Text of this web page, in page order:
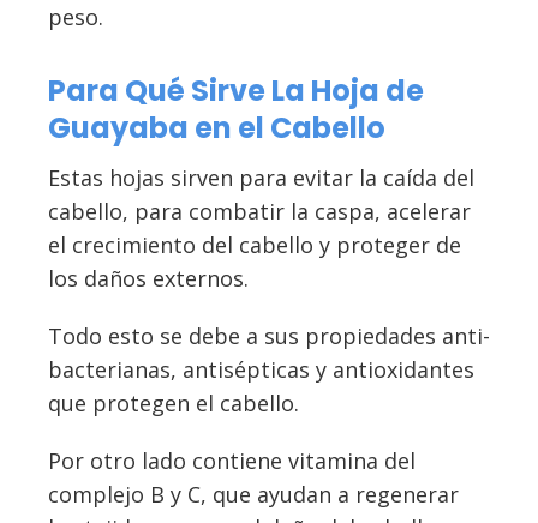
peso.
Para Qué Sirve La Hoja de
Guayaba en el Cabello
Estas hojas sirven para evitar la caída del
cabello, para combatir la caspa, acelerar
el crecimiento del cabello y proteger de
los daños externos.
Todo esto se debe a sus propiedades anti-
bacterianas, antisépticas y antioxidantes
que protegen el cabello.
Por otro lado contiene vitamina del
complejo B y C, que ayudan a regenerar